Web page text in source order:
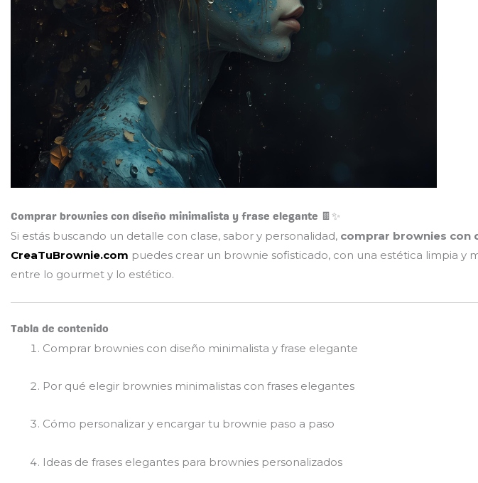
Comprar brownies con diseño minimalista y frase elegante 🍫✨
Si estás buscando un detalle con clase, sabor y personalidad, comprar brownies con
CreaTuBrownie.com puedes crear un brownie sofisticado, con una estética limpia
entre lo gourmet y lo estético.
Tabla de contenido
Comprar brownies con diseño minimalista y frase elegante
Por qué elegir brownies minimalistas con frases elegantes
Cómo personalizar y encargar tu brownie paso a paso
Ideas de frases elegantes para brownies personalizados